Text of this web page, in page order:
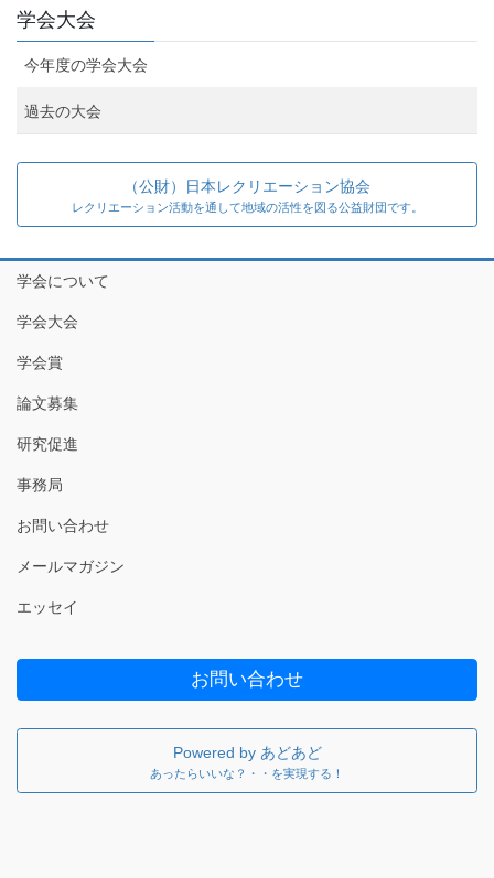
学会大会
今年度の学会大会
過去の大会
（公財）日本レクリエーション協会
レクリエーション活動を通して地域の活性を図る公益財団です。
学会について
学会大会
学会賞
論文募集
研究促進
事務局
お問い合わせ
メールマガジン
エッセイ
お問い合わせ
Powered by あどあど
あったらいいな？・・を実現する！